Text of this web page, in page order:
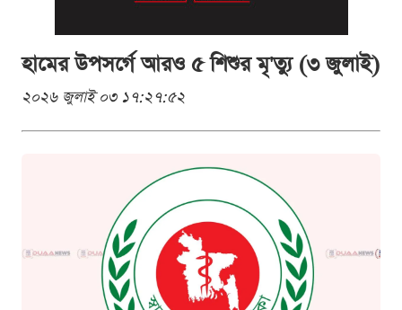
হামের উপসর্গে আরও ৫ শিশুর মৃ'ত্যু (৩ জুলাই)
২০২৬ জুলাই ০৩ ১৭:২৭:৫২